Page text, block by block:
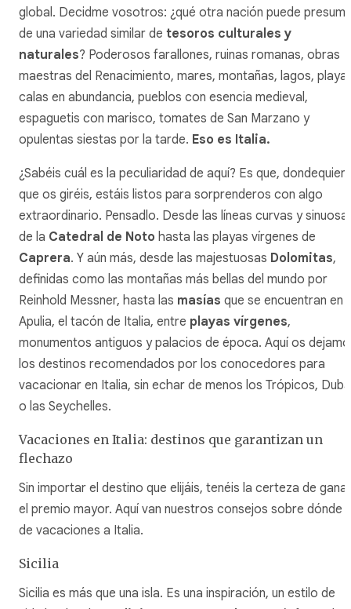
global. Decidme vosotros: ¿qué otra nación puede
de una variedad similar de tesoros culturales y
naturales? Poderosos farallones, ruinas romanas, obras
maestras del Renacimiento, mares, montañas, lagos,
calas en abundancia, pueblos con esencia medieval,
espaguetis con marisco, tomates de San Marzano y
opulentas siestas por la tarde. Eso es Italia.
¿Sabéis cuál es la peculiaridad de aquí? Es que,
que os giréis, estáis listos para sorprenderos con algo
extraordinario. Pensadlo. Desde las líneas curvas y
de la Catedral de Noto hasta las playas vírgenes de
Caprera. Y aún más, desde las majestuosas Dolomitas,
definidas como las montañas más bellas del mundo por
Reinhold Messner, hasta las masías que se encuentran en
Apulia, el tacón de Italia, entre playas vírgenes,
monumentos antiguos y palacios de época. Aquí os
los destinos recomendados por los conocedores para
vacacionar en Italia, sin echar de menos los Trópicos,
o las Seychelles.
Vacaciones en Italia: destinos que garantizan un
flechazo
Sin importar el destino que elijáis, tenéis la certeza de ganar
el premio mayor. Aquí van nuestros consejos sobre dónde
de vacaciones a Italia.
Sicilia
Sicilia es más que una isla. Es una inspiración, un estilo de